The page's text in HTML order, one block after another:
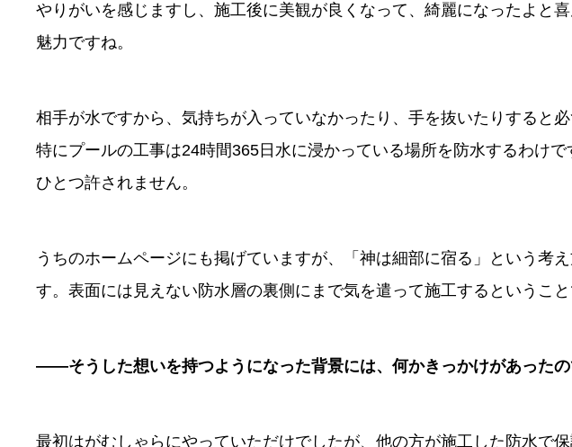
やりがいを感じますし、施工後に美観が良くなって、綺麗になったよと
魅力ですね。
相手が水ですから、気持ちが入っていなかったり、手を抜いたりすると必
特にプールの工事は24時間365日水に浸かっている場所を防水するわけ
ひとつ許されません。
うちのホームページにも掲げていますが、「神は細部に宿る」という考
す。表面には見えない防水層の裏側にまで気を遣って施工するということ
――そうした想いを持つようになった背景には、何かきっかけがあったの
最初はがむしゃらにやっていただけでしたが、他の方が施工した防水で